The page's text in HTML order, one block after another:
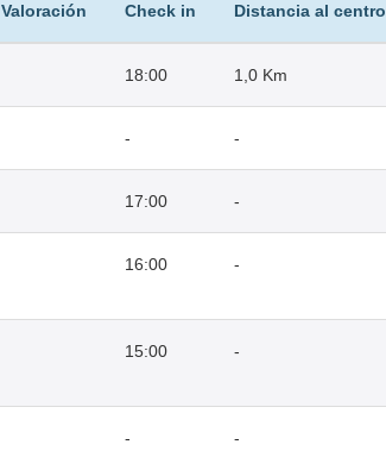
Valoración Check in Distancia al centro
18:00 1,0 Km
- -
17:00 -
16:00 -
15:00 -
- -